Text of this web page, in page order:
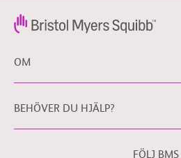
OM
BEHÖVER DU HJÄLP?
FÖLJ BMS